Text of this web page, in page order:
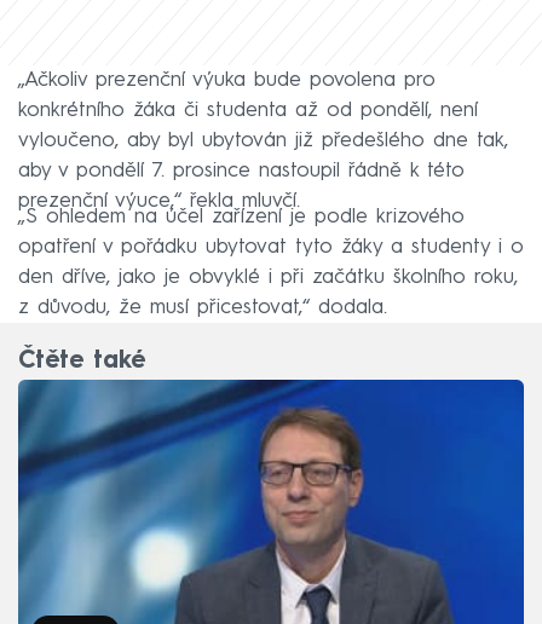
„Ačkoliv prezenční výuka bude povolena pro
konkrétního žáka či studenta až od pondělí, není
vyloučeno, aby byl ubytován již předešlého dne tak,
aby v pondělí 7. prosince nastoupil řádně k této
prezenční výuce,“ řekla mluvčí.
„S ohledem na účel zařízení je podle krizového
opatření v pořádku ubytovat tyto žáky a studenty i o
den dříve, jako je obvyklé i při začátku školního roku,
z důvodu, že musí přicestovat,“ dodala.
Čtěte také